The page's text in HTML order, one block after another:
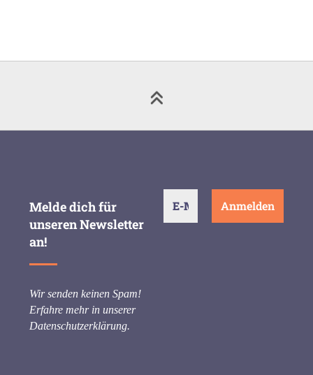
Melde dich für
unseren Newsletter
an!
Wir senden keinen Spam!
Erfahre mehr in unserer
Datenschutzerklärung.